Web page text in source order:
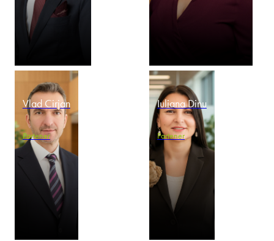
Vlad Cirjan
Partener
Iuliana Dinu
Partener